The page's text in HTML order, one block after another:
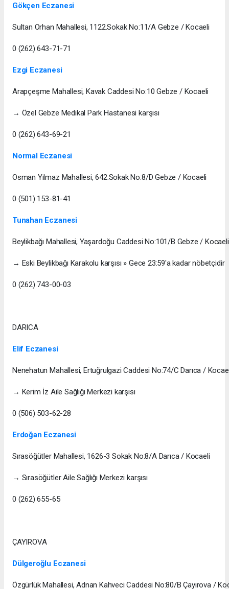
Gökçen Eczanesi
Sultan Orhan Mahallesi, 1122.Sokak No:11/A Gebze / Kocaeli
0 (262) 643-71-71
Ezgi Eczanesi
Arapçeşme Mahallesi, Kavak Caddesi No:10 Gebze / Kocaeli
→ Özel Gebze Medikal Park Hastanesi karşısı
0 (262) 643-69-21
Normal Eczanesi
Osman Yılmaz Mahallesi, 642.Sokak No:8/D Gebze / Kocaeli
0 (501) 153-81-41
Tunahan Eczanesi
Beylikbağı Mahallesi, Yaşardoğu Caddesi No:101/B Gebze / Kocaeli
→ Eski Beylikbağı Karakolu karşısı » Gece 23:59'a kadar nöbetçidir
0 (262) 743-00-03
DARICA
Elif Eczanesi
Nenehatun Mahallesi, Ertuğrulgazi Caddesi No:74/C Darıca /
→ Kerim İz Aile Sağlığı Merkezi karşısı
0 (506) 503-62-28
Erdoğan Eczanesi
Sırasöğütler Mahallesi, 1626-3 Sokak No:8/A Darıca / Kocaeli
→ Sırasöğütler Aile Sağlığı Merkezi karşısı
0 (262) 655-65
ÇAYIROVA
Dülgeroğlu Eczanesi
Özgürlük Mahallesi, Adnan Kahveci Caddesi No:80/B Çayırova /